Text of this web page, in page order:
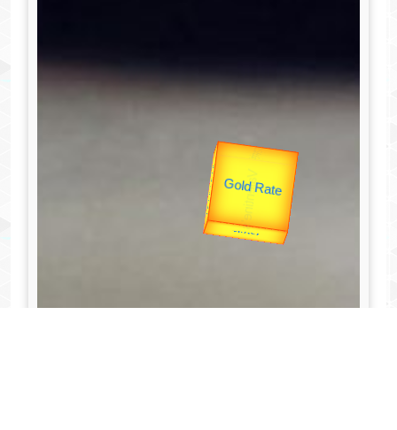
उप प्रधानमंत्री
Valentine's
उपराष्ट्रपति
यात्रा
Gold Rate unTV Special